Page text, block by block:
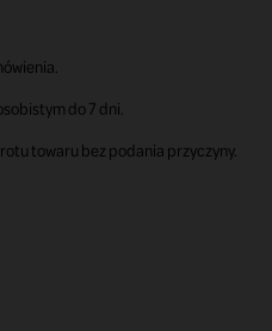
do 7 dni.
towaru bez podania przyczyny.